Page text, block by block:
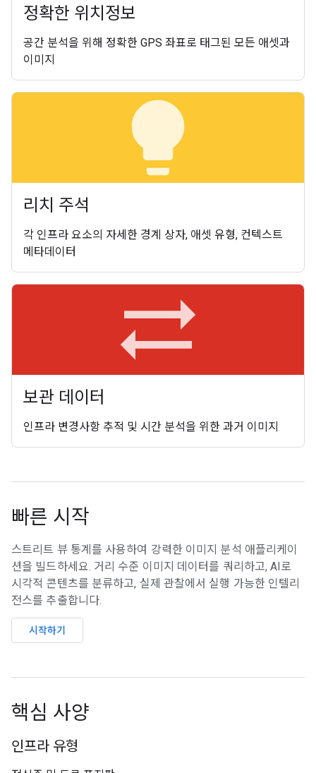
정확한 위치정보
공간 분석을 위해 정확한 GPS 좌표로 태그된 모든 애셋과
이미지
lightbulb
리치 주석
각 인프라 요소의 자세한 경계 상자, 애셋 유형, 컨텍스트
메타데이터
sync_alt
보관 데이터
인프라 변경사항 추적 및 시간 분석을 위한 과거 이미지
빠른 시작
스트리트 뷰 통계를 사용하여 강력한 이미지 분석 애플리케이
션을 빌드하세요. 거리 수준 이미지 데이터를 쿼리하고, AI로
시각적 콘텐츠를 분류하고, 실제 관찰에서 실행 가능한 인텔리
전스를 추출합니다.
시작하기
핵심 사양
인프라 유형